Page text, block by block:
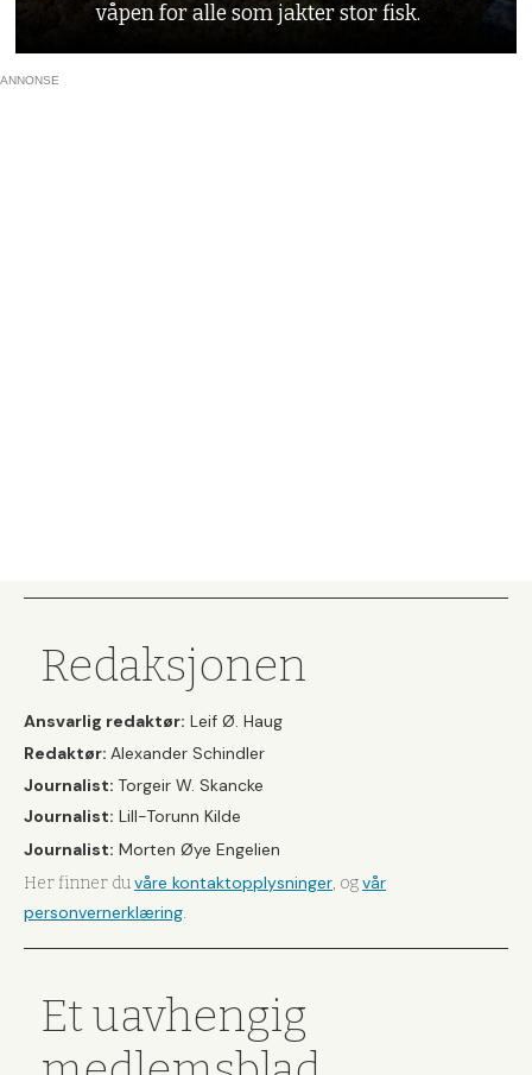
våpen for alle som jakter stor fisk.
ANNONSE
Redaksjonen
Ansvarlig redaktør: Leif Ø. Haug
Redaktør: Alexander Schindler
Journalist: Torgeir W. Skancke
Journalist: Lill-Torunn Kilde
Journalist: Morten Øye Engelien
Her finner duvåre kontaktopplysninger, ogvår
personvernerklæring.
Et uavhengig